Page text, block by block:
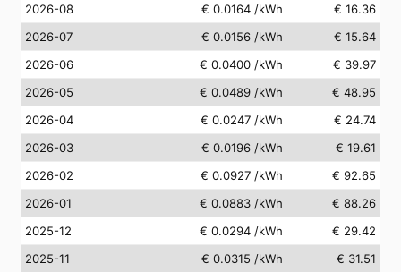
2026-08 € 0.0164 /kWh
€ 16.36
2026-07
€ 0.0156 /kWh
€ 15.64
2026-06
€ 0.0400 /kWh
€ 39.97
2026-05
€ 0.0489 /kWh
€ 48.95
2026-04
€ 0.0247 /kWh
€ 24.74
2026-03
€ 0.0196 /kWh
€ 19.61
2026-02
€ 0.0927 /kWh
€ 92.65
2026-01
€ 0.0883 /kWh
€ 88.26
2025-12
€ 0.0294 /kWh
€ 29.42
2025-11
€ 0.0315 /kWh
€ 31.51